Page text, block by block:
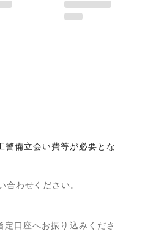
警備立会い費等が必要とな
わせください。
口座へお振り込みくださ